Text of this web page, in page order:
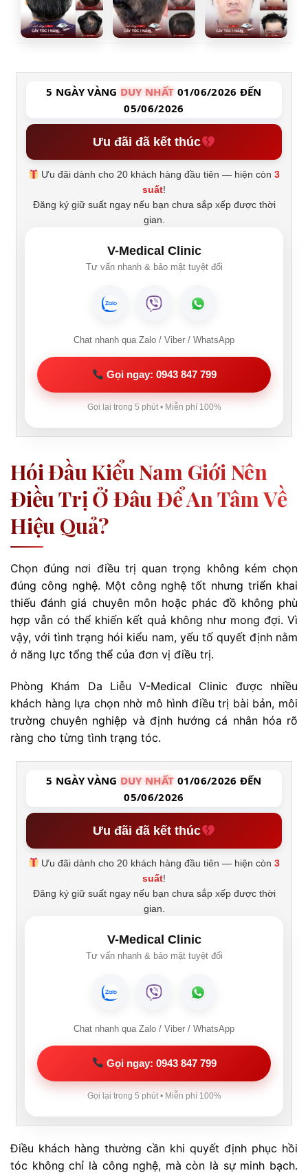
5 NGÀY VÀNG DUY NHẤT 01/06/2026 ĐẾN
05/06/2026
Ưu đãi đã kết thúc
Ưu đãi dành cho 20 khách hàng đầu tiên — hiện còn3
suất!
Đăng ký giữ suất ngay nếu bạn chưa sắp xếp được thời
gian.
V-Medical Clinic
Tư vấn nhanh & bảo mật tuyệt đối
Chat nhanh qua Zalo / Viber / WhatsApp
Gọi ngay: 0943 847 799
Gọi lại trong 5 phút • Miễn phí 100%
Hói Đầu Kiểu Nam Giới Nên
Điều Trị Ở Đâu Để An Tâm Về
Hiệu Quả?
Chọn đúng nơi điều trị quan trọng không kém chọn
đúng công nghệ. Một công nghệ tốt nhưng triển khai
thiếu đánh giá chuyên môn hoặc phác đồ không phù
hợp vẫn có thể khiến kết quả không như mong đợi. Vì
vậy, với tình trạng hói kiểu nam, yếu tố quyết định nằm
ở năng lực tổng thể của đơn vị điều trị.
Phòng Khám Da Liễu V-Medical Clinic được nhiều
khách hàng lựa chọn nhờ mô hình điều trị bài bản, môi
trường chuyên nghiệp và định hướng cá nhân hóa rõ
ràng cho từng tình trạng tóc.
5 NGÀY VÀNG DUY NHẤT 01/06/2026 ĐẾN
05/06/2026
Ưu đãi đã kết thúc
Ưu đãi dành cho 20 khách hàng đầu tiên — hiện còn3
suất!
Đăng ký giữ suất ngay nếu bạn chưa sắp xếp được thời
gian.
V-Medical Clinic
Tư vấn nhanh & bảo mật tuyệt đối
Chat nhanh qua Zalo / Viber / WhatsApp
Gọi ngay: 0943 847 799
Gọi lại trong 5 phút • Miễn phí 100%
Điều khách hàng thường cần khi quyết định phục hồi
tóc không chỉ là công nghệ, mà còn là sự minh bạch.